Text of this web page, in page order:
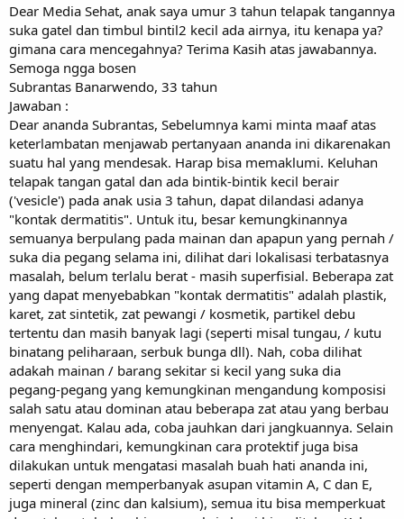
r
Dear Media Sehat, anak saya umur 3 tahun telapak tangannya
suka gatel dan timbul bintil2 kecil ada airnya, itu kenapa ya?
gimana cara mencegahnya? Terima Kasih atas jawabannya.
Semoga ngga bosen
Subrantas Banarwendo, 33 tahun
Jawaban :
Dear ananda Subrantas, Sebelumnya kami minta maaf atas
keterlambatan menjawab pertanyaan ananda ini dikarenakan
suatu hal yang mendesak. Harap bisa memaklumi. Keluhan
telapak tangan gatal dan ada bintik-bintik kecil berair
('vesicle') pada anak usia 3 tahun, dapat dilandasi adanya
"kontak dermatitis". Untuk itu, besar kemungkinannya
semuanya berpulang pada mainan dan apapun yang pernah /
suka dia pegang selama ini, dilihat dari lokalisasi terbatasnya
masalah, belum terlalu berat - masih superfisial. Beberapa zat
yang dapat menyebabkan "kontak dermatitis" adalah plastik,
karet, zat sintetik, zat pewangi / kosmetik, partikel debu
tertentu dan masih banyak lagi (seperti misal tungau, / kutu
binatang peliharaan, serbuk bunga dll). Nah, coba dilihat
adakah mainan / barang sekitar si kecil yang suka dia
pegang-pegang yang kemungkinan mengandung komposisi
salah satu atau dominan atau beberapa zat atau yang berbau
menyengat. Kalau ada, coba jauhkan dari jangkuannya. Selain
cara menghindari, kemungkinan cara protektif juga bisa
dilakukan untuk mengatasi masalah buah hati ananda ini,
seperti dengan memperbanyak asupan vitamin A, C dan E,
juga mineral (zinc dan kalsium), semua itu bisa memperkuat